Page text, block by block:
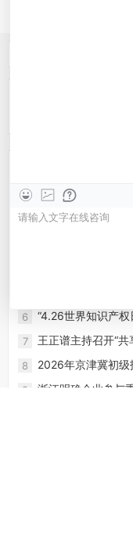
1
《河北日报》头版|
了
2
工业和信息化部中
省委常委会召开扩
书记重要指示精
6 “4.26世界知识产权
7
王正谱主持召开“
我省重点特色产业
8
2026年京津冀初级
（保定站）举办
9 浙江明确企业参与